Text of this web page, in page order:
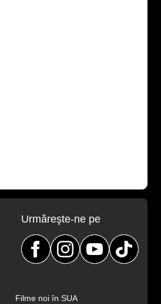
Urmăreşte-ne pe
Filme noi în SUA